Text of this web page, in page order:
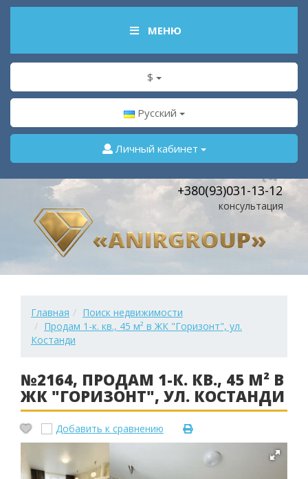
МЕНЮ
$
Русский
Личный кабинет
+380(93)031-13-12
консультация
Главная
Поиск недвижимости
Продам 1-к. кв., 45 м² в ЖК "Горизонт", ул.
Костанди
№2164, ПРОДАМ 1-К. КВ., 45 М² В
ЖК "ГОРИЗОНТ", УЛ. КОСТАНДИ
Добавить к сравнению